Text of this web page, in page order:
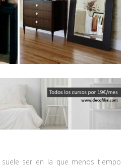
ser en la que menos tiempo